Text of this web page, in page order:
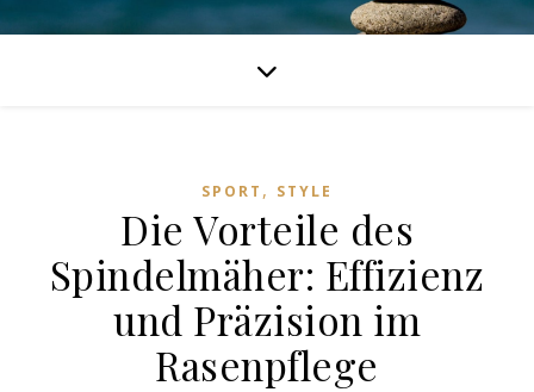
SPORT , STYLE
Die Vorteile des
Spindelmäher: Effizienz
und Präzision im
Rasenpflege